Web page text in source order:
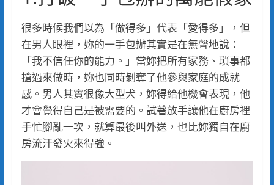
很多時候我們以為「做得多」代表「愛得多」，但
在男人眼裡，妳的一手包辦其實是在無聲地說：
「我不信任你的能力。」當妳把所有家務、瑣事都
搶過來做時，妳也同時剝奪了他參與家庭的成就
感。男人其實很像大型犬，妳得給他機會表現，他
才會覺得自己是被需要的。試著放手讓他在廚房裡
手忙腳亂一次，就算最後叫外送，也比妳獨自在廚
房流汗發火來得強。